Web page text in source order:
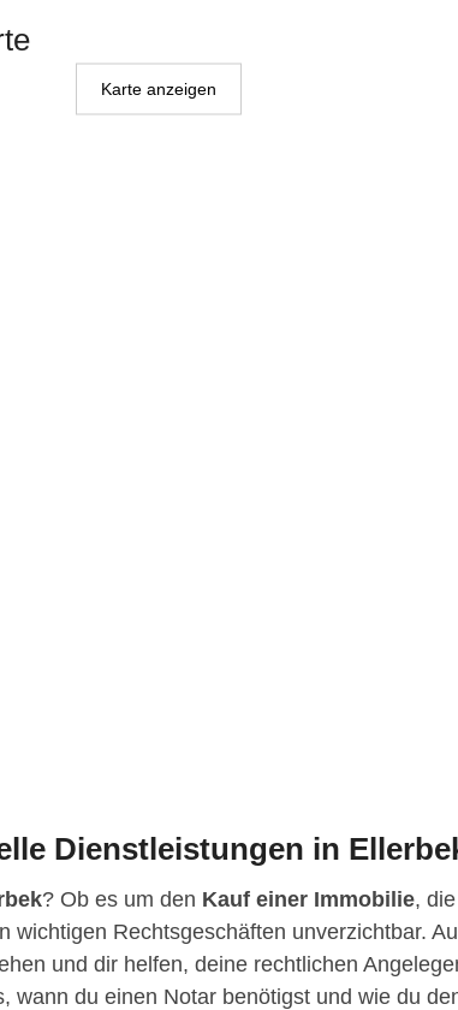
Karte anzeigen
Dienstleistungen in
? Ob es um den Kauf einer Immobilie, die
wichtigen Rechtsgeschäften unverzichtbar.
und dir helfen, deine rechtlichen
du einen Notar benötigst und wie du